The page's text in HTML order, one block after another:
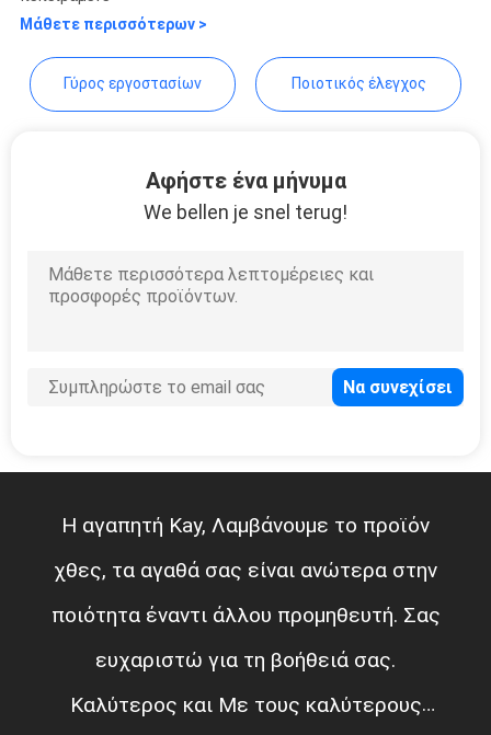
Μάθετε περισσότερων >
Γύρος εργοστασίων Ποιοτικός έλεγχος
Αφήστε ένα μήνυμα
We bellen je snel terug!
Η αγαπητή Kay, Λαμβάνουμε το προϊόν
χθες, τα αγαθά σας είναι ανώτερα στην
ποιότητα έναντι άλλου προμηθευτή. Σας
ευχαριστώ για τη βοήθειά σας.
Καλύτερος και Με τους καλύτερους